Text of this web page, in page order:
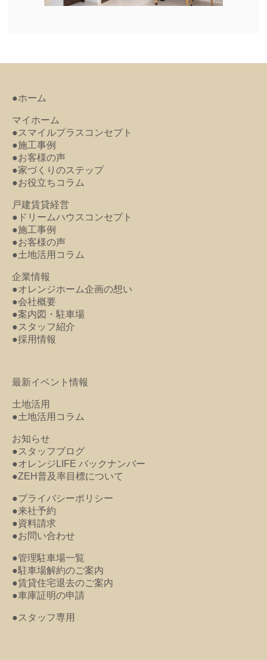
●ホーム
マイホーム
●スマイルプラスコンセプト
●施工事例
●お客様の声
●家づくりのステップ
●お役立ちコラム
戸建賃貸経営
●ドリームハウスコンセプト
●施工事例
●お客様の声
●土地活用コラム
企業情報
●オレンジホーム企画の想い
●会社概要
●案内図・駐車場
●スタッフ紹介
●採用情報
最新イベント情報
土地活用
●土地活用コラム
お知らせ
●スタッフブログ
●オレンジLIFE バックナンバー
●ZEH普及率目標について
●プライバシーポリシー
●来社予約
●資料請求
●お問い合わせ
●管理駐車場一覧
●駐車場解約のご案内
●賃貸住宅退去のご案内
●車庫証明の申請
●スタッフ専用